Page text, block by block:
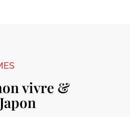
vivre &